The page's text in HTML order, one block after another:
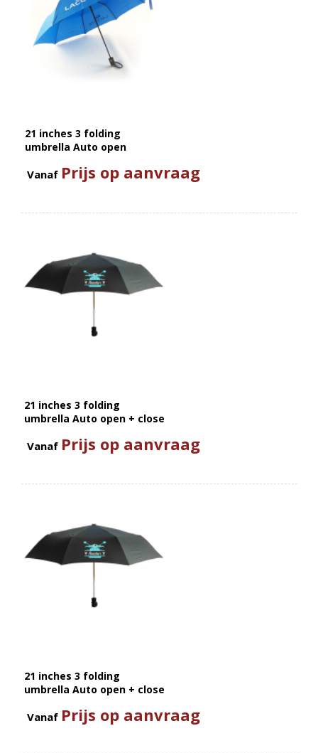
21 inches 3 folding
umbrella Auto open
Vanaf Prijs op aanvraag
21 inches 3 folding
umbrella Auto open + close
Vanaf Prijs op aanvraag
21 inches 3 folding
umbrella Auto open + close
Vanaf Prijs op aanvraag